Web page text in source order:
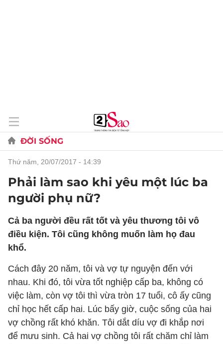
ĐỜI SỐNG
thứ năm, 20/07/2017 - 14:39
Phải làm sao khi yêu một lúc ba
người phụ nữ?
Cả ba người đều rất tốt và yêu thương tôi vô
điều kiện. Tôi cũng không muốn làm họ đau
khổ.
Cách đây 20 năm, tôi và vợ tự nguyện đến với
nhau. Khi đó, tôi vừa tốt nghiệp cấp ba, không có
việc làm, còn vợ tôi thì vừa tròn 17 tuổi, cô ấy cũng
chỉ học hết cấp hai. Lúc bấy giờ, cuộc sống của hai
vợ chồng rất khó khăn. Tôi dắt díu vợ đi khắp nơi
để mưu sinh. Cả hai vợ chồng tôi rất chăm chỉ làm